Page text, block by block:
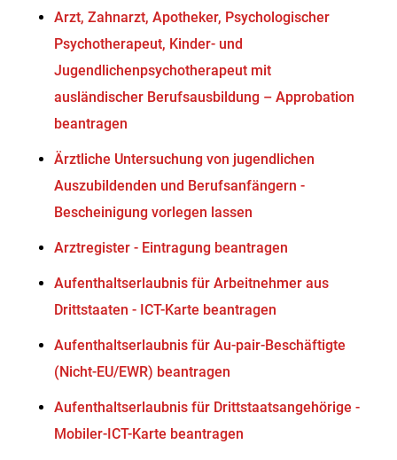
Arzt, Zahnarzt, Apotheker, Psychologischer
Psychotherapeut, Kinder- und
Jugendlichenpsychotherapeut mit
ausländischer Berufsausbildung – Approbation
beantragen
Ärztliche Untersuchung von jugendlichen
Auszubildenden und Berufsanfängern -
Bescheinigung vorlegen lassen
Arztregister - Eintragung beantragen
Aufenthaltserlaubnis für Arbeitnehmer aus
Drittstaaten - ICT-Karte beantragen
Aufenthaltserlaubnis für Au-pair-Beschäftigte
(Nicht-EU/EWR) beantragen
Aufenthaltserlaubnis für Drittstaatsangehörige -
Mobiler-ICT-Karte beantragen